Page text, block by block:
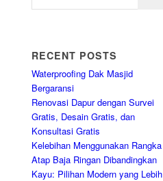
RECENT POSTS
Waterproofing Dak Masjid
Bergaransi
Renovasi Dapur dengan Survei
Gratis, Desain Gratis, dan
Konsultasi Gratis
Kelebihan Menggunakan Rangka
Atap Baja Ringan Dibandingkan
Kayu: Pilihan Modern yang Lebih